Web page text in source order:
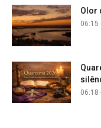
Olor
06:15
06:18